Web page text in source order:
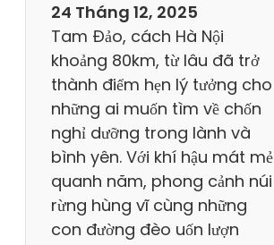
N
h
ấ
t
K
h
u
D
u
L
24 Tháng 12, 2025
Tam Đảo, cách Hà Nội
khoảng 80km, từ lâu đã trở
thành điểm hẹn lý tưởng cho
những ai muốn tìm về chốn
nghỉ dưỡng trong lành và
bình yên. Với khí hậu mát mẻ
quanh năm, phong cảnh núi
rừng hùng vĩ cùng những
con đường đèo uốn lượn